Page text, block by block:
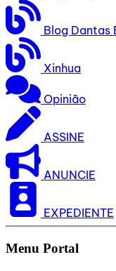
Blog Dantas
Xinhua
Opinião
ASSINE
ANUNCIE
EXPEDIENTE
Menu Portal